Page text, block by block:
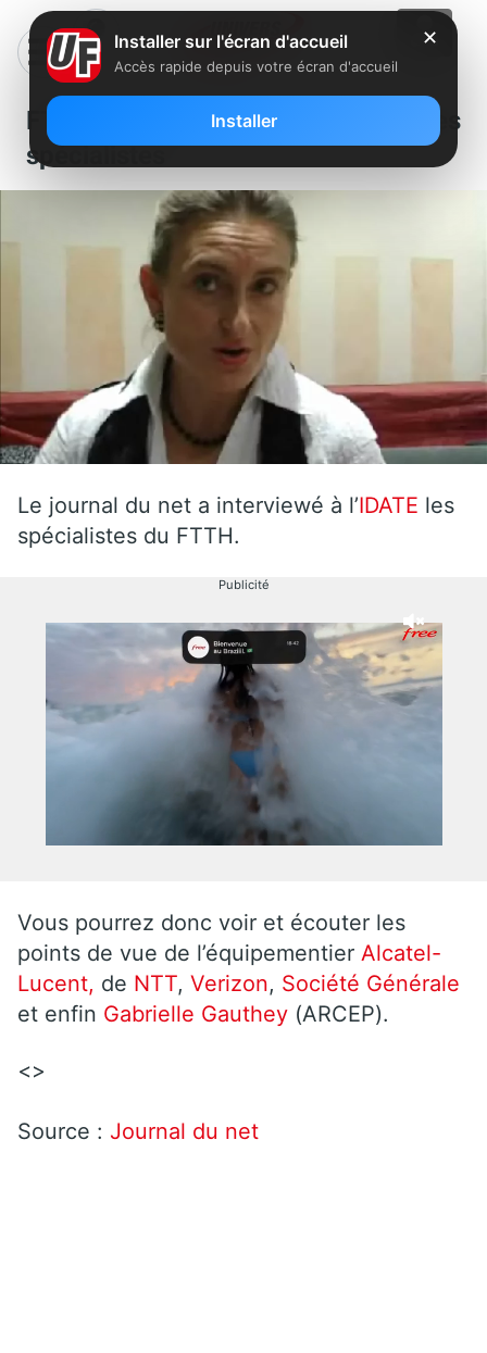
FTTH : Les points de vue des
spécialistes
Le journal du net a interviewé à l’IDATE les
spécialistes du FTTH.
Publicité
Vous pourrez donc voir et écouter les
points de vue de l’équipementier Alcatel-
Lucent, de NTT, Verizon, Société Générale
et enfin Gabrielle Gauthey (ARCEP).
<>
Source : Journal du net
✕
Installer sur l'écran d'accueil
Accès rapide depuis votre écran d'accueil
Installer